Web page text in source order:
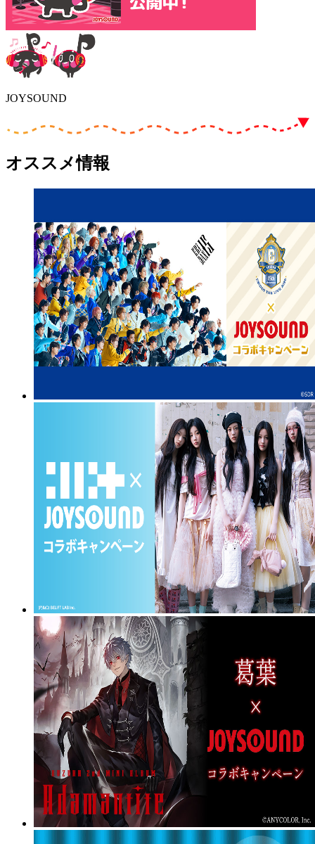
JOYSOUND
オススメ情報